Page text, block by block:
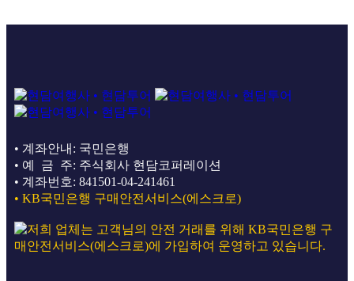
• 계좌안내: 국민은행
• 예 금 주: 주식회사 현담코퍼레이션
• 계좌번호: 841501-04-241461
• KB국민은행 구매안전서비스(에스크로)